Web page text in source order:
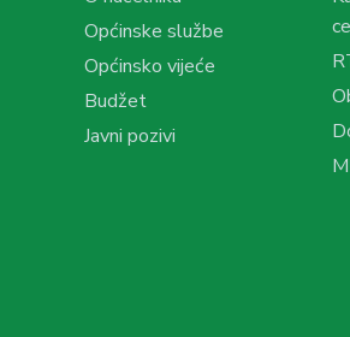
Općinske službe
Općinsko vijeće
Budžet
Javni pozivi